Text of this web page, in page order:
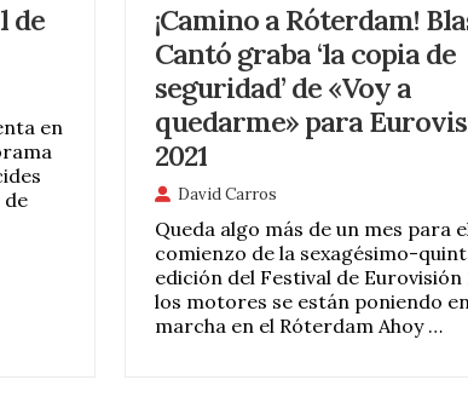
de
en
de
¡Camino a Róterdam!
Cantó graba ‘la copia de
seguridad’ de «Voy a
quedarme» para
2021
David Carros
Queda algo más de un mes para
comienzo de la sexagésimo-
edición del Festival de Eurovisión
los motores se están poniendo
marcha en el Róterdam Ahoy …